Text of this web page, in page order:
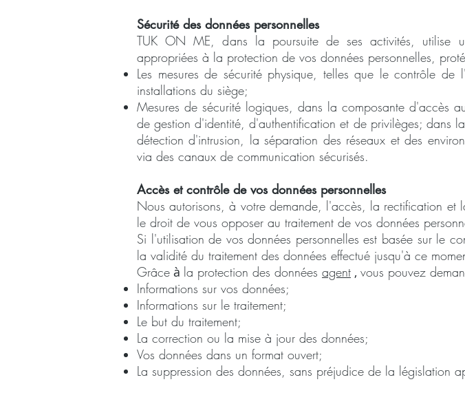
Sécurité des données personnelles
TUK ON ME, dans la poursuite de ses activités, utilise
appropriées à la protection de vos données personnelles,
Les mesures de sécurité physique, telles que le contrôle
installations du siège;
Mesures de sécurité logiques, dans la composante d'accès
de gestion d'identité, d'authentification et de privilèges; dans
détection d'intrusion, la séparation des réseaux et des
via des canaux de communication sécurisés.
Accès et contrôle de vos données personnelles
Nous autorisons, à votre demande, l'accès, la rectification et
le droit de vous opposer au traitement de vos données
Si l'utilisation de vos données personnelles est basée sur le
la validité du traitement des données effectué jusqu'à ce
Grâce à la protection des données agent , vous pouvez
Informations sur vos données;
Informations sur le traitement;
Le but du traitement;
La correction ou la mise à jour des données;
Vos données dans un format ouvert;
La suppression des données, sans préjudice de la législation